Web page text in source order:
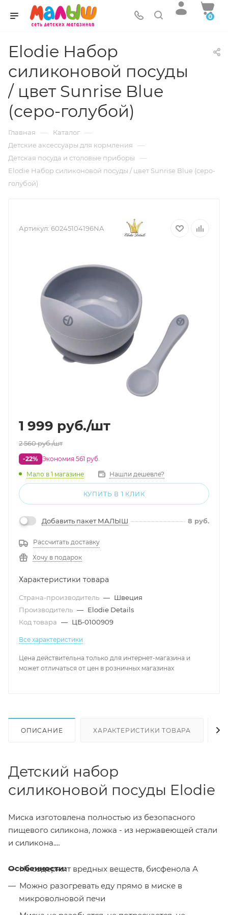
0
Elodie Набор
силиконовой посуды
/ цвет Sunrise Blue
(серо-голубой)
Главная — Каталог —
Детские аксессуары для кормления —
Детская посуда и столовые приборы —
Elodie Набор силиконовой посуды / цвет Sunrise Blue (серо-
голубой)
Артикул: 60245104196NA
1 999 руб./шт
2 560руб./шт
-22% Экономия 561 руб.
Мало в 1 магазине Нашли дешевле?
КУПИТЬ В 1 КЛИК
Добавить пакет МАЛЫШ 8 руб.
Рассчитать доставку
Хочу в подарок
Характеристики товара
Страна-производитель — Швеция
Производитель — Elodie Details
Код товара — ЦБ-0100909
Все характеристики
Цена действительна только для интернет-магазина и
может отличаться от цен в розничных магазинах
ОПИСАНИЕ ХАРАКТЕРИСТИКИ ТОВАРА
Детский набор
силиконовой посуды Elodie
Миска изготовлена полностью из безопасного
пищевого силикона, ложка - из нержавеющей стали
и силикона.
Особенности:
Не содержит вредных веществ, бисфенола А
Можно разогревать еду прямо в миске в
микроволновой печи